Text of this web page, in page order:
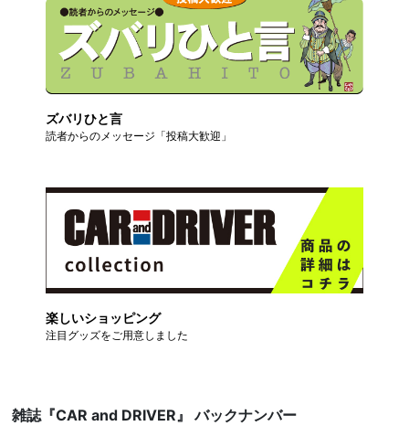
ズバリひと言
読者からのメッセージ「投稿大歓迎」
楽しいショッピング
注目グッズをご用意しました
雑誌『CAR and DRIVER』 バックナンバー